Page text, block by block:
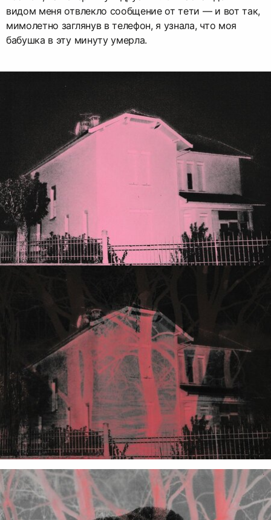
видом меня отвлекло сообщение от тети — и вот так,
мимолетно заглянув в телефон, я узнала, что моя
бабушка в эту минуту умерла.